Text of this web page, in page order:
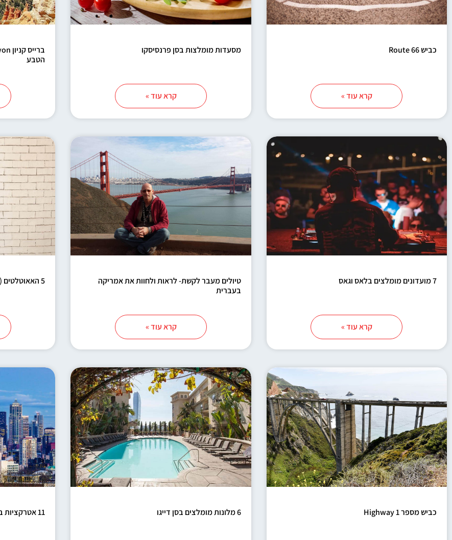
כביש 66 Route
קרא עוד »
מסעדות מומלצות בסן פרנסיסקו
קרא עוד »
הטבע
7 מועדונים מומלצים בלאס וגאס
קרא עוד »
טיולים מעבר לקשת- לראות ולחוות את אמריקה
בעברית
קרא עוד »
5 האאוטלטים (קניוני עודפים) הכי שווים בארה"ב
כביש מספר 1 Highway 6 מלונות מומלצים בסן דייגו 11 אטרקציות בסיאטל שאסור לכם לפספס